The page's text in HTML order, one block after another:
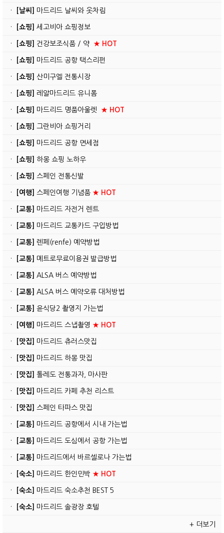
· [날씨] 마드리드 날씨와 옷차림
· [쇼핑] 세고비아 쇼핑정보
· [쇼핑] 건강보조식품 / 약 ★ HOT
· [쇼핑] 마드리드 공항 택스리펀
· [쇼핑] 산미구엘 전통시장
· [쇼핑] 레알마드리드 유니폼
· [쇼핑] 마드리드 명품아울렛 ★ HOT
· [쇼핑] 그란비아 쇼핑거리
· [쇼핑] 마드리드 공항 면세점
· [쇼핑] 하몽 쇼핑 노하우
· [쇼핑] 스페인 전통신발
· [여행] 스페인여행 기념품 ★ HOT
· [교통] 마드리드 자전거 렌트
· [교통] 마드리드 교통카드 구입방법
· [교통] 렌페(renfe) 예약방법
· [교통] 메트로무료이용권 발급방법
· [교통] ALSA 버스 예약방법
· [교통] ALSA 버스 예약오류 대처방법
· [교통] 윤식당2 촬영지 가는법
· [여행] 마드리드 스냅촬영 ★ HOT
· [맛집] 마드리드 츄러스맛집
· [맛집] 마드리드 하몽 맛집
· [맛집] 톨레도 전통과자, 마사판
· [맛집] 마드리드 카페 추천 리스트
· [맛집] 스페인 타파스 맛집
· [교통] 마드리드 공항에서 시내 가는법
· [교통] 마드리드 도심에서 공항 가는법
· [교통] 마드리드에서 바르셀로나 가는법
· [숙소] 마드리드 한인민박 ★ HOT
· [숙소] 마드리드 숙소추천 BEST 5
· [숙소] 마드리드 솔광장 호텔
+ 더보기